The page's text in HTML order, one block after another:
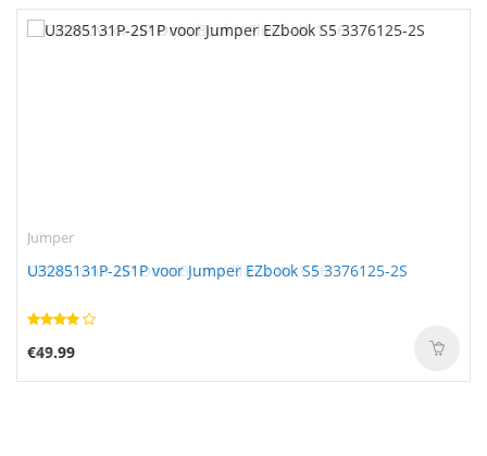
HP
CI04XL voor HP OmniBook X Flip 2-IN-1 16
€57.99
Jumper
U3285131P-2S1P voor Jumper EZbook S5 3376125-2S
€49.99